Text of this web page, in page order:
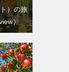
）の旅
）